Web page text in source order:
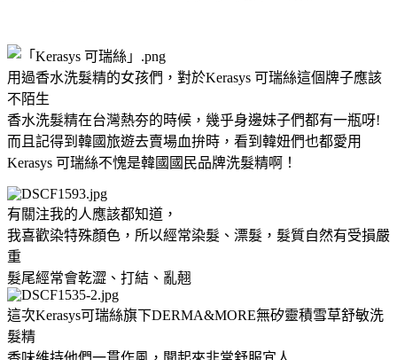
用過香水洗髮精的女孩們，對於Kerasys 可瑞絲這個牌子應該
不陌生
香水洗髮精在台灣熱夯的時候，幾乎身邊妹子們都有一瓶呀!
而且記得到韓國旅遊去賣場血拚時，看到韓妞們也都愛用
Kerasys 可瑞絲不愧是韓國國民品牌洗髮精啊！
有關注我的人應該都知道，
我喜歡染特殊顏色，所以經常染髮、漂髮，髮質自然有受損嚴
重
髮尾經常會乾澀、打結、亂翹
這次Kerasys可瑞絲旗下DERMA&MORE無矽靈積雪草舒敏洗
髮精